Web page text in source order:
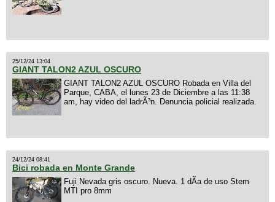
25/12/24 13:04
GIANT TALON2 AZUL OSCURO
GIANT TALON2 AZUL OSCURO Robada en Villa del
Parque, CABA, el lunes 23 de Diciembre a las 11:38
am, hay video del ladrÃ³n. Denuncia policial realizada.
24/12/24 08:41
Bici robada en Monte Grande
Fuji Nevada gris oscuro. Nueva. 1 dÃ­a de uso Stem
MTI pro 8mm